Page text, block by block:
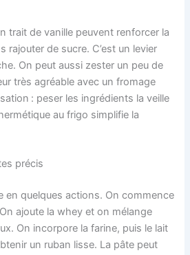
trait de vanille peuvent renforcer la
rajouter de sucre. C’est un levier
On peut aussi zester un peu de
très agréable avec un fromage
: peser les ingrédients la veille
au frigo simplifie la
précis
en quelques actions. On commence
ajoute la whey et on mélange
On incorpore la farine, puis le lait
un ruban lisse. La pâte peut